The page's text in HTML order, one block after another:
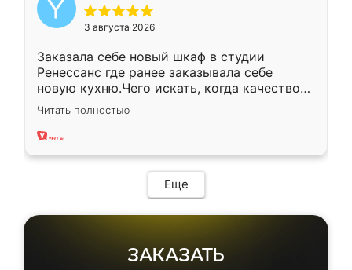
3 августа 2026
Заказала себе новый шкаф в студии
Ренессанс где ранее заказывала себе
новую кухню.Чего искать, когда качеством
вполне довольна. Служит кухня уже почти
два года, нареканий нет.
Читать полностью
Еще
ЗАКАЗАТЬ